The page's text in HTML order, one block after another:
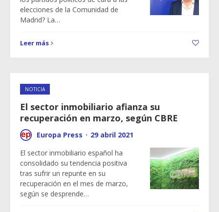
elecciones de la Comunidad de
Madrid? La…
Leer más
NOTICIA
El sector inmobiliario afianza su
recuperación en marzo, según CBRE
Europa Press · 29 abril 2021
El sector inmobiliario español ha
consolidado su tendencia positiva
tras sufrir un repunte en su
recuperación en el mes de marzo,
según se desprende…